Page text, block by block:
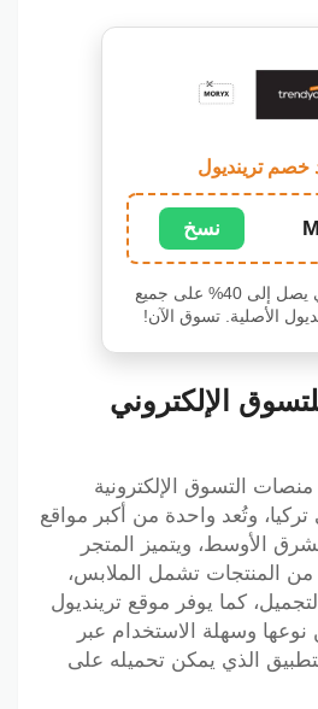
خصم ترينديول
نسخ
!خصم إضافي يصل إلى 40% على جميع
الأصلية. تسوق الآن!
الإلكتروني
التسوق الإلكترونية
تركيا، وتُعد واحدة من أكبر مواقع
الأوسط، ويتميز المتجر
المنتجات تشمل الملابس،
كما يوفر موقع ترينديول
وسهلة الاستخدام عبر
الذي يمكن تحميله على